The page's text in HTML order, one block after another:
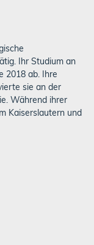
Ihr Studium an
2018 ab. Ihre
sie an der
Während ihrer
Kaiserslautern und